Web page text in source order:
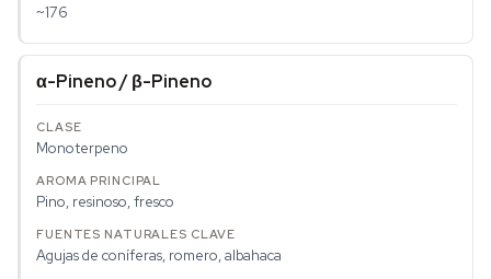
~176
α-Pineno / β-Pineno
Monoterpeno
Pino, resinoso, fresco
Agujas de coníferas, romero, albahaca